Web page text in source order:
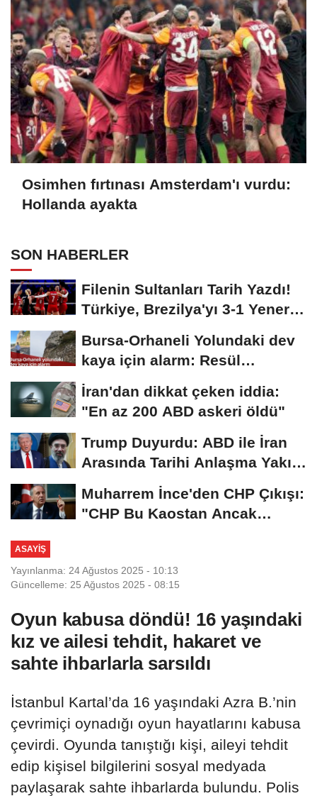
Osimhen fırtınası Amsterdam'ı vurdu:
Hollanda ayakta
SON HABERLER
Filenin Sultanları Tarih Yazdı!
Türkiye, Brezilya'yı 3-1 Yenerek
Bursa-Orhaneli Yolundaki dev
kaya için alarm: Resül
Kaplan'dan yetkililere...
İran'dan dikkat çeken iddia:
"En az 200 ABD askeri öldü"
Trump Duyurdu: ABD ile İran
Arasında Tarihi Anlaşma Yakın!
Muharrem İnce'den CHP Çıkışı:
"CHP Bu Kaostan Ancak
ASAYIŞ
Yayınlanma: 24 Ağustos 2025 - 10:13
Güncelleme: 25 Ağustos 2025 - 08:15
Oyun kabusa döndü! 16 yaşındaki
kız ve ailesi tehdit, hakaret ve
sahte ihbarlarla sarsıldı
İstanbul Kartal’da 16 yaşındaki Azra B.’nin
çevrimiçi oynadığı oyun hayatlarını kabusa
çevirdi. Oyunda tanıştığı kişi, aileyi tehdit
edip kişisel bilgilerini sosyal medyada
paylaşarak sahte ihbarlarda bulundu. Polis